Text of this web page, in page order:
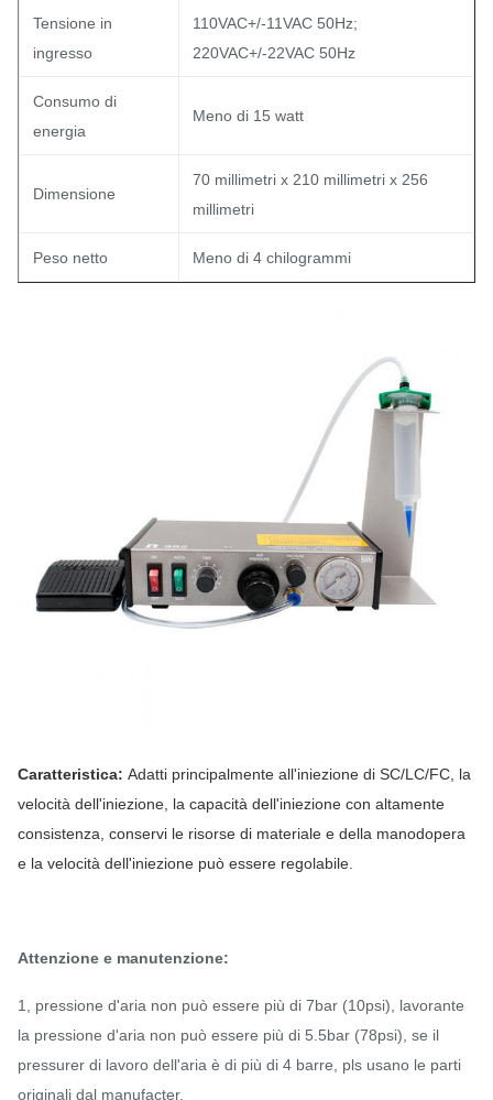
Tensione in
ingresso
110VAC+/-11VAC 50Hz;
220VAC+/-22VAC 50Hz
Consumo di
energia
Meno di 15 watt
Dimensione
70 millimetri x 210 millimetri x 256
millimetri
Peso netto Meno di 4 chilogrammi
Caratteristica: Adatti principalmente all'iniezione di SC/LC/FC, la
velocità dell'iniezione, la capacità dell'iniezione con altamente
consistenza, conservi le risorse di materiale e della manodopera
e la velocità dell'iniezione può essere regolabile.
Attenzione e manutenzione:
1, pressione d'aria non può essere più di 7bar (10psi), lavorante
la pressione d'aria non può essere più di 5.5bar (78psi), se il
pressurer di lavoro dell'aria è di più di 4 barre, pls usano le parti
originali dal manufacter.